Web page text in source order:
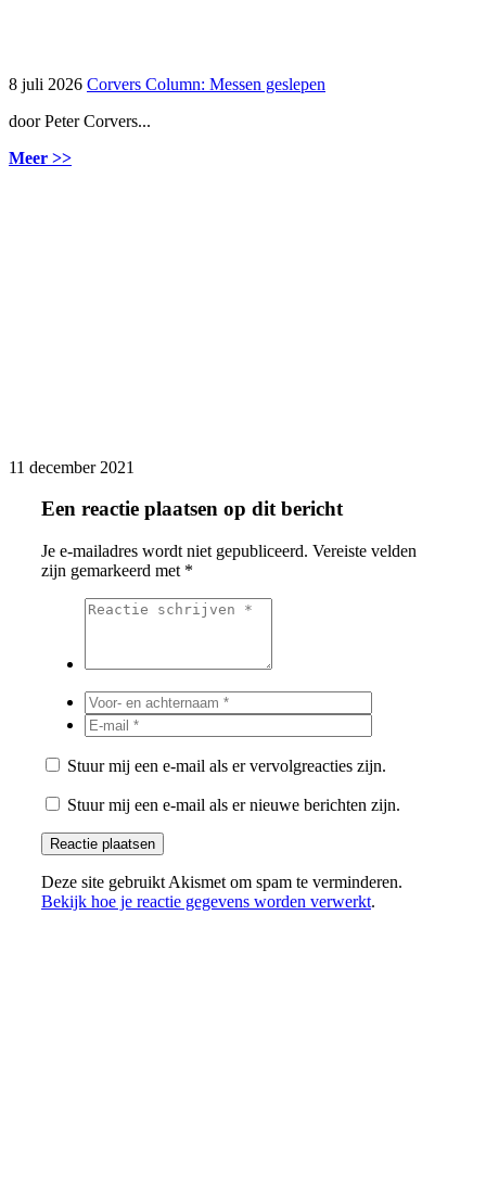
8 juli 2026 Corvers Column: Messen geslepen
door Peter Corvers...
Meer >>
11 december 2021
Een reactie plaatsen op dit bericht
Je e-mailadres wordt niet gepubliceerd. Vereiste velden
zijn gemarkeerd met *
Stuur mij een e-mail als er vervolgreacties zijn.
Stuur mij een e-mail als er nieuwe berichten zijn.
Deze site gebruikt Akismet om spam te verminderen.
Bekijk hoe je reactie gegevens worden verwerkt.